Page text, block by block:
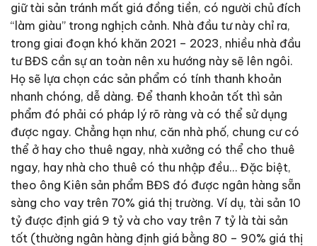
giữ tài sản tránh mất giá đồng tiền, có người chủ đích
“làm giàu” trong nghịch cảnh. Nhà đầu tư này chỉ ra,
trong giai đoạn khó khăn 2021 – 2023, nhiều nhà đầu
tư BĐS cần sự an toàn nên xu hướng này sẽ lên ngôi.
Họ sẽ lựa chọn các sản phẩm có tính thanh khoản
nhanh chóng, dễ dàng. Để thanh khoản tốt thì sản
phẩm đó phải có pháp lý rõ ràng và có thể sử dụng
được ngay. Chẳng hạn như, căn nhà phố, chung cư có
thể ở hay cho thuê ngay, nhà xưởng có thể cho thuê
ngay, hay nhà cho thuê có thu nhập đều… Đặc biệt,
theo ông Kiên sản phẩm BĐS đó được ngân hàng sẵn
sàng cho vay trên 70% giá thị trường. Ví dụ, tài sản 10
tỷ được định giá 9 tỷ và cho vay trên 7 tỷ là tài sản
tốt (thường ngân hàng định giá bằng 80 – 90% giá thị